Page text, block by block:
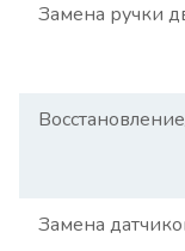
Замена ручки
Замена